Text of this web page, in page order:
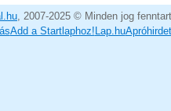
, 2007-2025 © Minden jog
Add a Startlaphoz! Lap.hu